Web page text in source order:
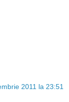
2011 la 23:51